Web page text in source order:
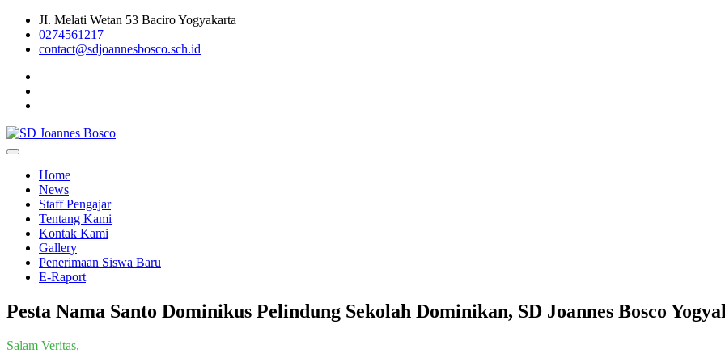
Skip
content
JI. Melati Wetan 53 Baciro Yogyakarta
0274561217
contact@sdjoannesbosco.sch.id
SD Joannes Bosco
Home
News
Staff Pengajar
Tentang Kami
Kontak Kami
Gallery
Penerimaan Siswa Baru
E-Raport
Pesta Nama Santo Dominikus Pelindung Sekolah Dominikan, SD Joannes Bosco
Salam Veritas,